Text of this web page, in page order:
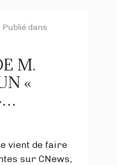
. Publié dans
M.
«
vient de faire
sur CNews,